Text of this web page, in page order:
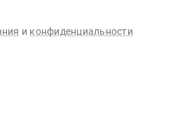
и конфиденциальности